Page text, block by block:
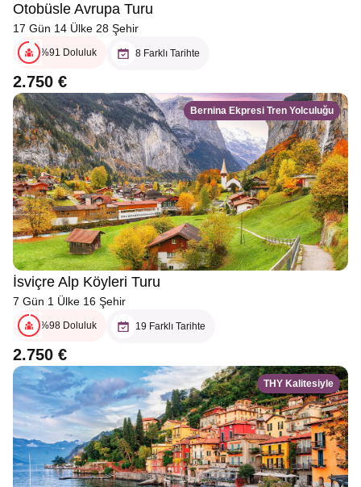
Otobüsle Avrupa Turu
17 Gün 14 Ülke 28 Şehir
%91 Doluluk 8 Farklı Tarihte
2.750 €
Bernina Ekpresi Tren Yolculuğu
İsviçre Alp Köyleri Turu
7 Gün 1 Ülke 16 Şehir
%98 Doluluk 19 Farklı Tarihte
2.750 €
THY Kalitesiyle